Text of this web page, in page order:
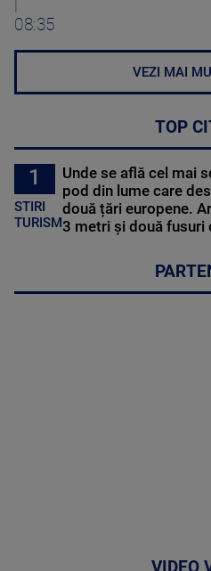
08:35
VEZI MAI
TOP
1
STIRI
TURISM
Unde se află cel mai
pod din lume care
două țări europene.
3 metri și două fusuri